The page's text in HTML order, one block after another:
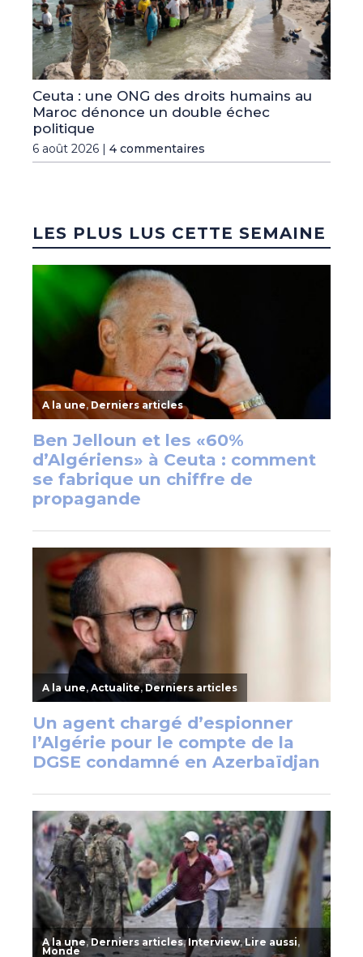
Ceuta : une ONG des droits humains au
Maroc dénonce un double échec
politique
6 août 2026 | 4 commentaires
LES PLUS LUS CETTE SEMAINE